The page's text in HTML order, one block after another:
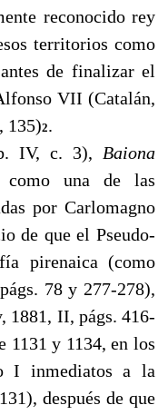
reconocido rey
territorios como
de finalizar el
VII (Catalán,
135)2.
IV, c. 3), Baiona
como una de las
por Carlomagno
de que el Pseudo-
pirenaica (como
78 y 277-278),
1881, II, págs. 416-
1131 y 1134, en los
I inmediatos a la
después de que